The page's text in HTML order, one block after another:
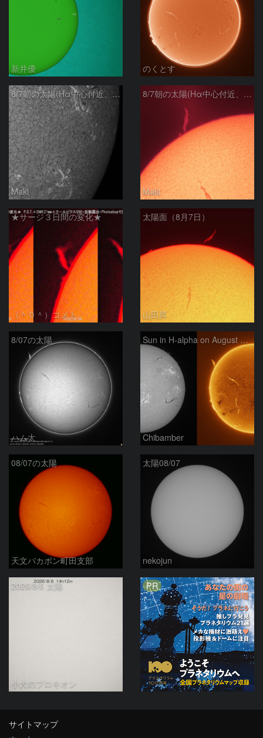
新井優 のくとす
8/7朝の太陽(Hα中心付近、4498、4502付近)
Maki
8/7朝の太陽(Hα中心付近、プロミネンス)
Maki
★サージ３日間の変化★
（＾０＾）コメト
太陽面（8月7日）
山田昇
8/07の太陽
ハム太
Sun in H-alpha on August 7, 2026
Chibamber
08/07の太陽
天文バカボン町田支部
太陽08/07
nekojun
2026/8/6 太陽
小犬のプロキオン
PR
サイトマップ